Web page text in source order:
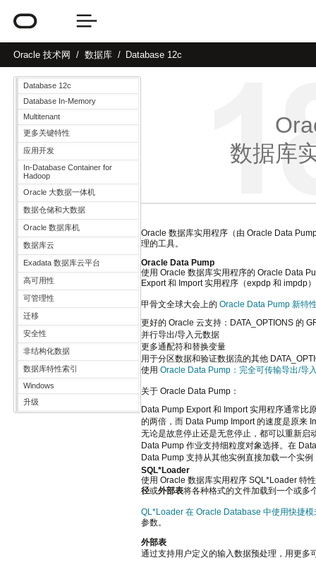
Oracle 技术网 数据库 Database 12c
Database 12c
Database In-Memory
Multitenant
更多关键特性
应用开发
In-Database Container for
Hadoop
Oracle 大数据一体机
数据仓储和大数据
Oracle 数据库机
数据库云
Exadata 数据库云平台
高可用性
可管理性
迁移
安全性
非结构化数据
数据库特性索引
Windows
升级
数据库
Oracle 数据库实用程序（由 Oracle Data
理的工具。
Oracle Data Pump
使用 Oracle 数据库实用程序的 Oracle Data
Export 和 Import 实用程序（expdp 和 impdp
甲骨文全球大会上的 Oracle Data Pump 新特
更好的 Oracle 云支持：DATA_OPTIONS 的
并行导出/导入元数据
更多通配符和替换变量
用于分区数据和验证数据流的其他
使用 Oracle Data Pump：完全可传输导出/导
关于 Oracle Data Pump：
Data Pump Export 和 Import 实用程序通常比
的两倍，而 Data Pump Import 的速度是原来
无论是故意停止还是无意停止，都可以重新启
Data Pump 作业支持细粒度对象选择。在
Data Pump 支持从其他实例直接加载一个实
SQL*Loader
使用 Oracle 数据库实用程序 SQL*Loader 特
径或外部表将各种格式的文件加载到一个或多
QL*Loader 在 Oracle Database 中使用快捷模
参数。
外部表
通过支持用户定义的输入数据预处理，用更多